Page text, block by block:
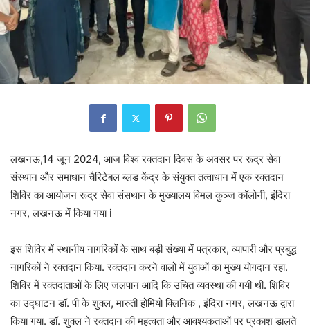
लखनऊ,14 जून 2024, आज विश्व रक्तदान दिवस के अवसर पर रूद्र सेवा
संस्थान और समाधान चैरिटेबल ब्लड केंद्र के संयुक्त तत्वाधान में एक रक्तदान
शिविर का आयोजन रूद्र सेवा संसथान के मुख्यालय विमल कुञ्ज कॉलोनी, इंदिरा
नगर, लखनऊ में किया गया i
इस शिविर में स्थानीय नागरिकों के साथ बड़ी संख्या में पत्रकार, व्यापारी और प्रबुद्ध
नागरिकों ने रक्तदान किया. रक्तदान करने वालों में युवाओं का मुख्य योगदान रहा.
शिविर में रक्तदाताओं के लिए जलपान आदि कि उचित व्यवस्था की गयी थी. शिविर
का उद्घाटन डॉ. पी के शुक्ल, मारुती होमियो क्लिनिक , इंदिरा नगर, लखनऊ द्वारा
किया गया. डॉ. शुक्ल ने रक्तदान की महत्वता और आवश्यकताओं पर प्रकाश डालते